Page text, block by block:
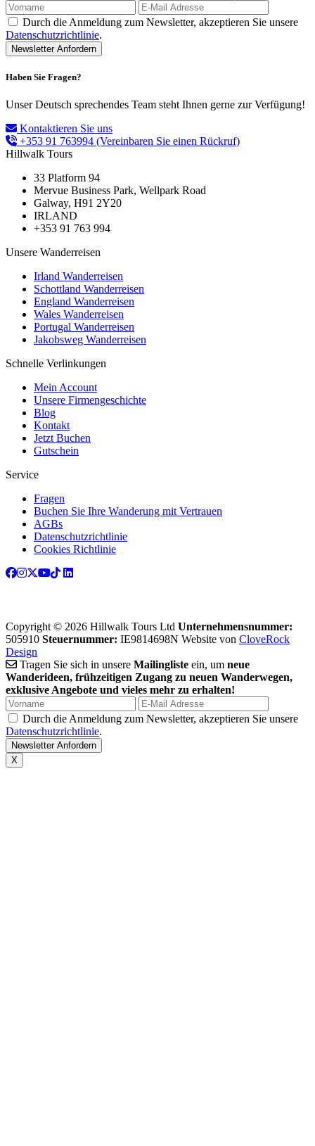
Durch die Anmeldung zum Newsletter, akzeptieren Sie unsere
Datenschutzrichtlinie.
Haben Sie Fragen?
Unser Deutsch sprechendes Team steht Ihnen gerne zur Verfügung!
Kontaktieren Sie uns
+353 91 763994 (Vereinbaren Sie einen Rückruf)
Hillwalk Tours
33 Platform 94
Mervue Business Park, Wellpark Road
Galway, H91 2Y20
IRLAND
+353 91 763 994
Unsere Wanderreisen
Irland Wanderreisen
Schottland Wanderreisen
England Wanderreisen
Wales Wanderreisen
Portugal Wanderreisen
Jakobsweg Wanderreisen
Schnelle Verlinkungen
Mein Account
Unsere Firmengeschichte
Blog
Kontakt
Jetzt Buchen
Gutschein
Service
Fragen
Buchen Sie Ihre Wanderung mit Vertrauen
AGBs
Datenschutzrichtlinie
Cookies Richtlinie
Copyright © 2026 Hillwalk Tours Ltd Unternehmensnummer:
505910 Steuernummer: IE9814698N Website von CloveRock
Design
Tragen Sie sich in unsere Mailingliste ein, um neue
Wanderideen, frühzeitigen Zugang zu neuen Wanderwegen,
exklusive Angebote und vieles mehr zu erhalten!
Durch die Anmeldung zum Newsletter, akzeptieren Sie unsere
Datenschutzrichtlinie.
X